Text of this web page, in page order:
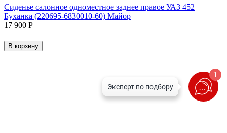
Сиденье салонное одноместное заднее правое УАЗ 452
Буханка (220695-6830010-60) Майор
17 900 Р
В корзину
1